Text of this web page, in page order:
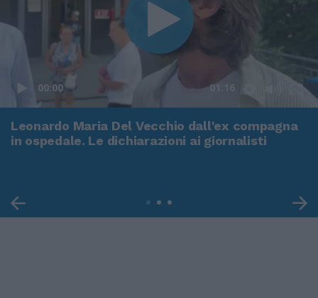
00:00 01:16
Leonardo Maria Del Vecchio dall'ex compagna
in ospedale. Le dichiarazioni ai giornalisti